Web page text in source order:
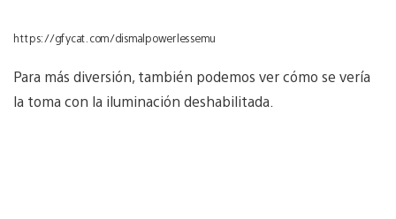
https://gfycat.com/dismalpowerlessemu
Para más diversión, también podemos ver cómo se vería
la toma con la iluminación deshabilitada.